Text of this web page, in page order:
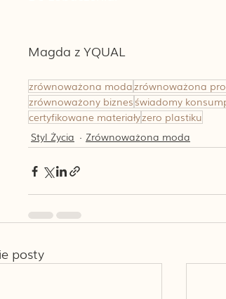
Magda z YQUAL
zrównoważona modazrównoważona
zrównoważony biznes świadomy
certyfikowane materiałyzero plastiku
Styl Życia
Zrównoważona moda
posty